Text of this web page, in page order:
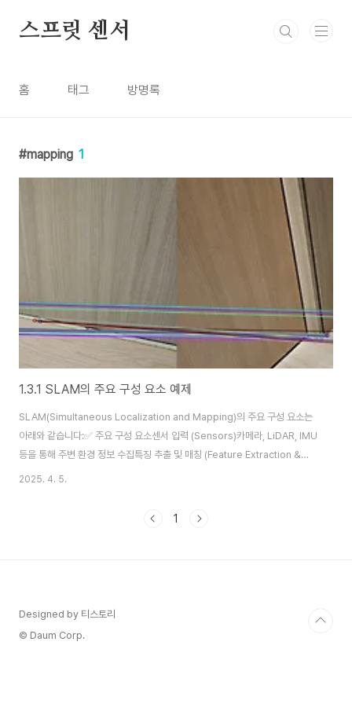
스프릿 센서
홈 태그 방명록
mapping 1
1.3.1 SLAM의 주요 구성 요소 예제
SLAM(Simultaneous Localization and Mapping)의 주요 구성 요소는
아래와 같습니다:✅ 주요 구성 요소센서 입력 (Sensors)카메라, LiDAR, IMU
등을 통해 주변 환경 정보 수집특징 추출 및 매칭 (Feature Extraction &
Matching)이미지 또는 포인트 클라우드에서 특징점을 추출하고 매칭로컬라
(Mapping)환경의 맵 생성 (예: 점군, 격자맵)최적화 (Optimization)위치 및
2025. 4. 5.
1
Designed by 티스토리
© Daum Corp.